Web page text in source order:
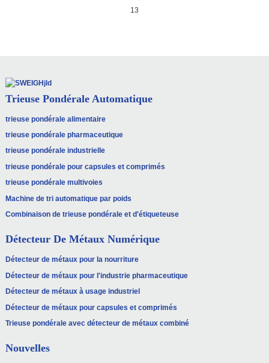
13
Trieuse Pondérale Automatique
trieuse pondérale alimentaire
trieuse pondérale pharmaceutique
trieuse pondérale industrielle
trieuse pondérale pour capsules et comprimés
trieuse pondérale multivoies
Machine de tri automatique par poids
Combinaison de trieuse pondérale et d'étiqueteuse
Détecteur De Métaux Numérique
Détecteur de métaux pour la nourriture
Détecteur de métaux pour l'industrie pharmaceutique
Détecteur de métaux à usage industriel
Détecteur de métaux pour capsules et comprimés
Trieuse pondérale avec détecteur de métaux combiné
Nouvelles